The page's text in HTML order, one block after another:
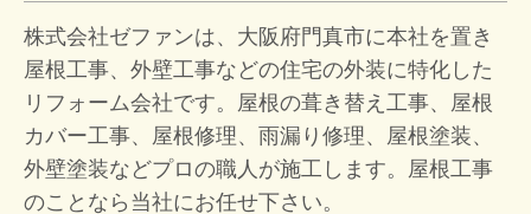
株式会社ゼファンは、大阪府門真市に本社を置き
屋根工事、外壁工事などの住宅の外装に特化した
リフォーム会社です。屋根の葺き替え工事、屋根
カバー工事、屋根修理、雨漏り修理、屋根塗装、
外壁塗装などプロの職人が施工します。屋根工事
のことなら当社にお任せ下さい。